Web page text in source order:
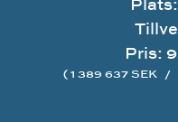
Pris:
( 1 389 637 SEK /